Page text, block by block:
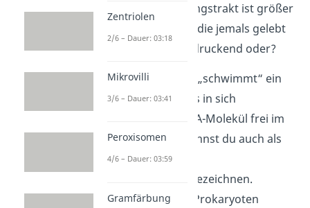
unserem Verdauungstrakt ist größer
als alle Menschen, die jemals gelebt
haben. Echt beeindruckend oder?
Statt dem Zellkern „schwimmt“ ein
meist ringförmiges in sich
geschlossenes DNA-Molekül frei im
Zellplasma. Das kannst du auch als
Nucleoid
(Kernäquivalent) bezeichnen.
Außerdem fehlen Prokaryoten
Zentriolen
2/6 – Dauer: 03:18
Mikrovilli
3/6 – Dauer: 03:41
Peroxisomen
4/6 – Dauer: 03:59
Gramfärbung